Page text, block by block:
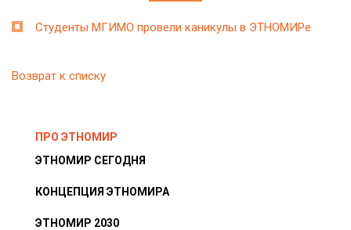
Студенты МГИМО провели каникулы в ЭТНОМИРе
Возврат к списку
ПРО ЭТНОМИР
ЭТНОМИР СЕГОДНЯ
КОНЦЕПЦИЯ ЭТНОМИРА
ЭТНОМИР 2030